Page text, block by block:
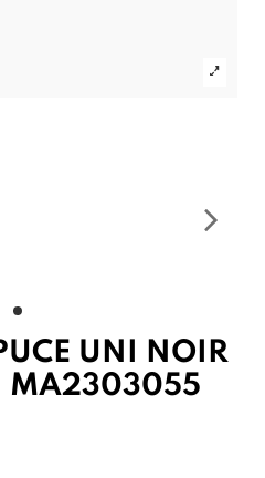
UNI NOIR
MA2303055